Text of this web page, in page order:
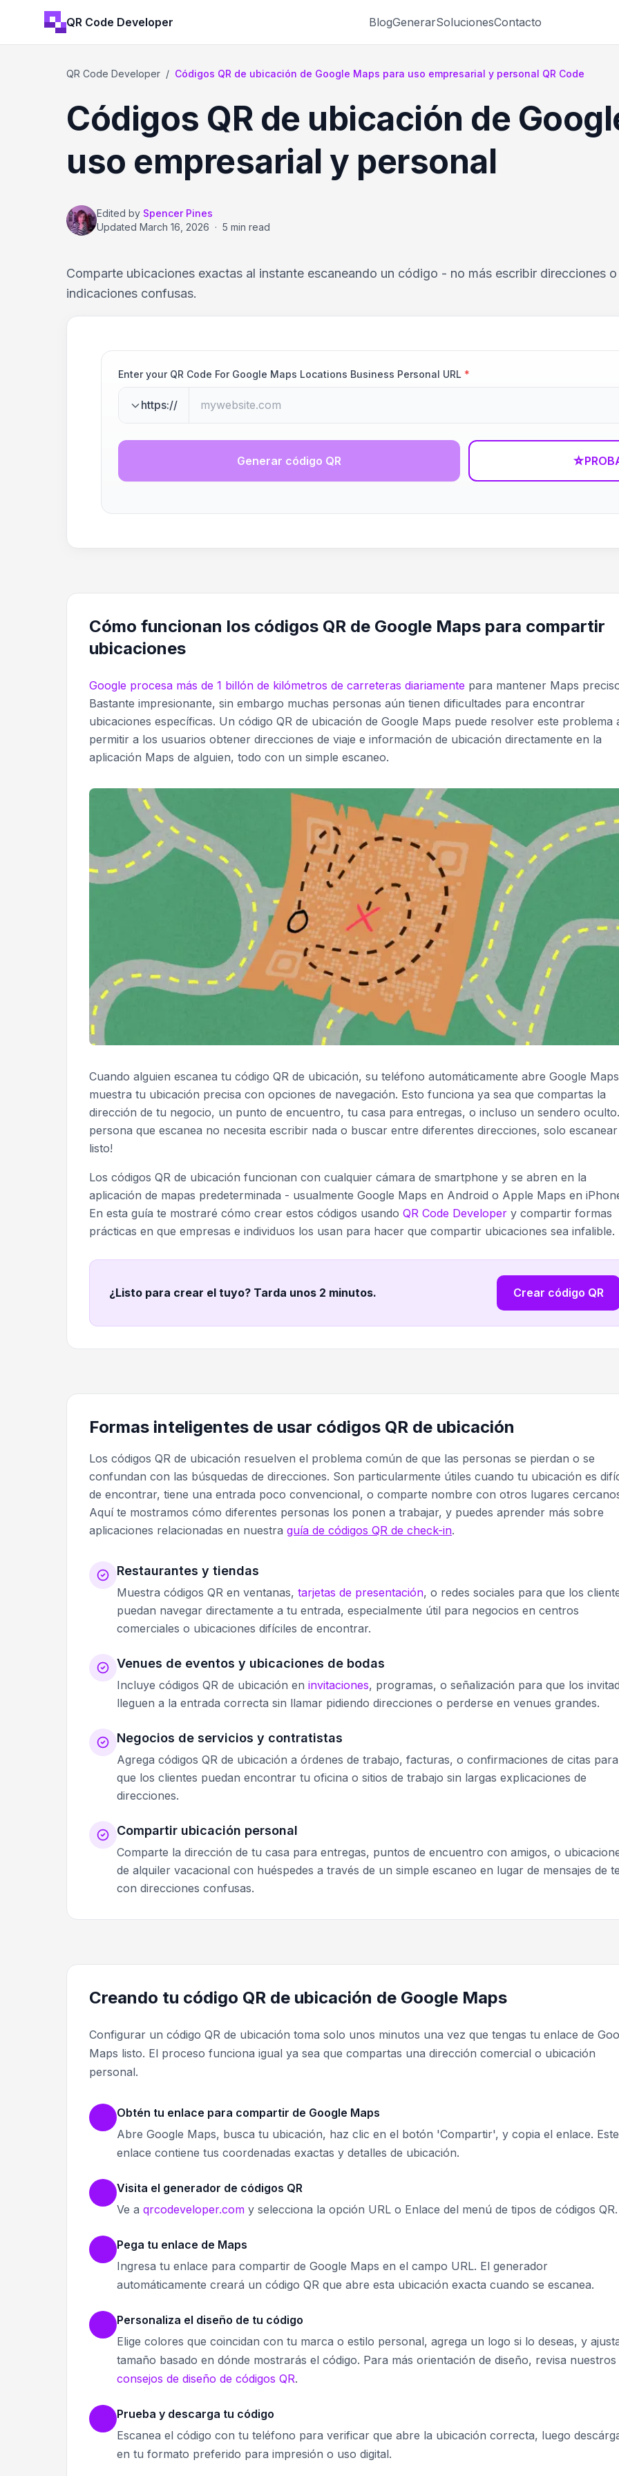
QR Code Developer BlogGenerarSolucionesContacto
QR Code Developer / Códigos QR de ubicación de Google Maps para uso empresarial y personal QR Code
Códigos QR de ubicación de
uso empresarial y personal
Edited by Spencer Pines
Updated March 16, 2026 · 5 min read
Comparte ubicaciones exactas al instante escaneando un código - no más escribir direcciones
indicaciones confusas.
Enter your QR Code For Google Maps Locations Business Personal URL *
https://
Generar código QR ☆
Cómo funcionan los códigos QR de Google Maps para compartir
ubicaciones
Google procesa más de 1 billón de kilómetros de carreteras diariamente para mantener Maps
Bastante impresionante, sin embargo muchas personas aún tienen dificultades para encontrar
ubicaciones específicas. Un código QR de ubicación de Google Maps puede resolver este problema
permitir a los usuarios obtener direcciones de viaje e información de ubicación directamente en la
aplicación Maps de alguien, todo con un simple escaneo.
Cuando alguien escanea tu código QR de ubicación, su teléfono automáticamente abre Google
muestra tu ubicación precisa con opciones de navegación. Esto funciona ya sea que compartas la
dirección de tu negocio, un punto de encuentro, tu casa para entregas, o incluso un sendero oculto.
persona que escanea no necesita escribir nada o buscar entre diferentes direcciones, solo
listo!
Los códigos QR de ubicación funcionan con cualquier cámara de smartphone y se abren en la
aplicación de mapas predeterminada - usualmente Google Maps en Android o Apple Maps en
En esta guía te mostraré cómo crear estos códigos usando QR Code Developer y compartir formas
prácticas en que empresas e individuos los usan para hacer que compartir ubicaciones sea infalible.
¿Listo para crear el tuyo? Tarda unos 2 minutos. Crear código QR
Formas inteligentes de usar códigos QR de ubicación
Los códigos QR de ubicación resuelven el problema común de que las personas se pierdan o se
confundan con las búsquedas de direcciones. Son particularmente útiles cuando tu ubicación es
de encontrar, tiene una entrada poco convencional, o comparte nombre con otros lugares
Aquí te mostramos cómo diferentes personas los ponen a trabajar, y puedes aprender más sobre
aplicaciones relacionadas en nuestra guía de códigos QR de check-in.
Restaurantes y tiendas
Muestra códigos QR en ventanas, tarjetas de presentación, o redes sociales para que los
puedan navegar directamente a tu entrada, especialmente útil para negocios en centros
comerciales o ubicaciones difíciles de encontrar.
Venues de eventos y ubicaciones de bodas
Incluye códigos QR de ubicación en invitaciones, programas, o señalización para que los
lleguen a la entrada correcta sin llamar pidiendo direcciones o perderse en venues grandes.
Negocios de servicios y contratistas
Agrega códigos QR de ubicación a órdenes de trabajo, facturas, o confirmaciones de citas para
que los clientes puedan encontrar tu oficina o sitios de trabajo sin largas explicaciones de
direcciones.
Compartir ubicación personal
Comparte la dirección de tu casa para entregas, puntos de encuentro con amigos, o
de alquiler vacacional con huéspedes a través de un simple escaneo en lugar de mensajes de
con direcciones confusas.
Creando tu código QR de ubicación de Google Maps
Configurar un código QR de ubicación toma solo unos minutos una vez que tengas tu enlace de
Maps listo. El proceso funciona igual ya sea que compartas una dirección comercial o ubicación
personal.
Obtén tu enlace para compartir de Google Maps
Abre Google Maps, busca tu ubicación, haz clic en el botón 'Compartir', y copia el enlace. Este
enlace contiene tus coordenadas exactas y detalles de ubicación.
Visita el generador de códigos QR
Ve a qrcodeveloper.com y selecciona la opción URL o Enlace del menú de tipos de códigos QR.
Pega tu enlace de Maps
Ingresa tu enlace para compartir de Google Maps en el campo URL. El generador
automáticamente creará un código QR que abre esta ubicación exacta cuando se escanea.
Personaliza el diseño de tu código
Elige colores que coincidan con tu marca o estilo personal, agrega un logo si lo deseas, y
tamaño basado en dónde mostrarás el código. Para más orientación de diseño, revisa nuestros
consejos de diseño de códigos QR.
Prueba y descarga tu código
Escanea el código con tu teléfono para verificar que abre la ubicación correcta, luego
en tu formato preferido para impresión o uso digital.